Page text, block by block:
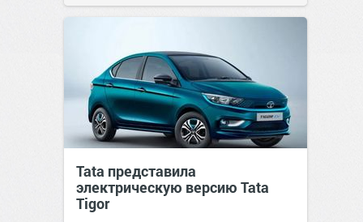
Tata представила
электрическую версию Tata
Tigor